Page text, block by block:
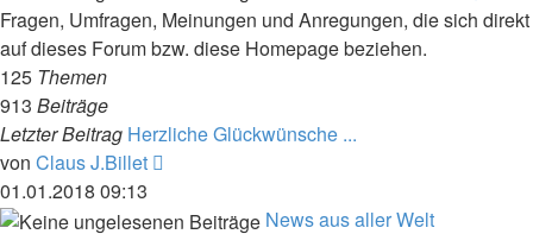
Fragen, Umfragen, Meinungen und Anregungen, die sich direkt
auf dieses Forum bzw. diese Homepage beziehen.
125 Themen
913 Beiträge
Letzter Beitrag Herzliche Glückwünsche ...
von Claus J.Billet
01.01.2018 09:13
News aus aller Welt